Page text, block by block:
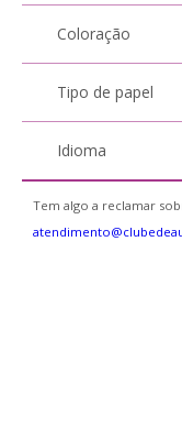
Coloração
Tipo de papel
Idioma
Tem algo a reclamar